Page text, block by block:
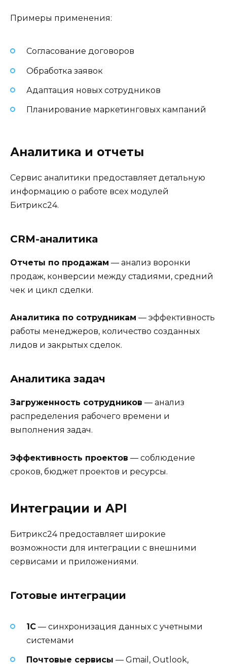
Примеры применения:
Согласование договоров
Обработка заявок
Адаптация новых сотрудников
Планирование маркетинговых кампаний
Аналитика и отчеты
Сервис аналитики предоставляет детальную
информацию о работе всех модулей
Битрикс24.
CRM-аналитика
Отчеты по продажам — анализ воронки
продаж, конверсии между стадиями, средний
чек и цикл сделки.
Аналитика по сотрудникам — эффективность
работы менеджеров, количество созданных
лидов и закрытых сделок.
Аналитика задач
Загруженность сотрудников — анализ
распределения рабочего времени и
выполнения задач.
Эффективность проектов — соблюдение
сроков, бюджет проектов и ресурсы.
Интеграции и API
Битрикс24 предоставляет широкие
возможности для интеграции с внешними
сервисами и приложениями.
Готовые интеграции
1С — синхронизация данных с учетными
системами
Почтовые сервисы — Gmail, Outlook,